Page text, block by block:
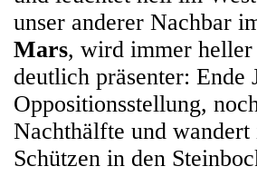
unser anderer Nachbar
Mars, wird immer
deutlich präsenter: Ende
Oppositionsstellung,
Nachthälfte und
Schützen in den